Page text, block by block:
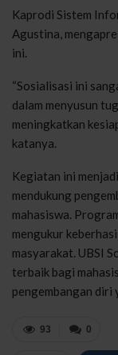
Kaprodi Sistem
Agustina,
ini.
“Sosialisasi ini
dalam menyusun
meningkatkan
katanya.
Kegiatan ini
mendukung
mahasiswa.
mengukur
masyarakat. UBSI
terbaik bagi
pengembangan diri
0
93